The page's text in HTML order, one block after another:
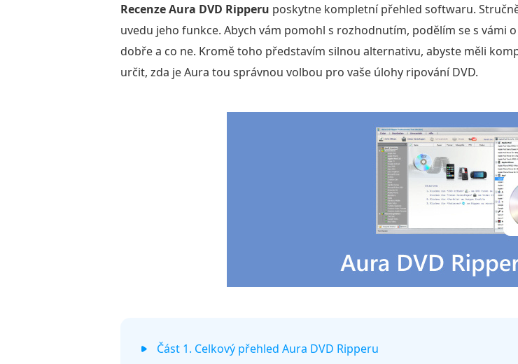
Recenze Aura DVD Ripperu poskytne kompletní přehled softwaru.
uvedu jeho funkce. Abych vám pomohl s rozhodnutím, podělím se s vámi
dobře a co ne. Kromě toho představím silnou alternativu, abyste měli
určit, zda je Aura tou správnou volbou pro vaše úlohy ripování DVD.
Část 1. Celkový přehled Aura DVD Ripperu